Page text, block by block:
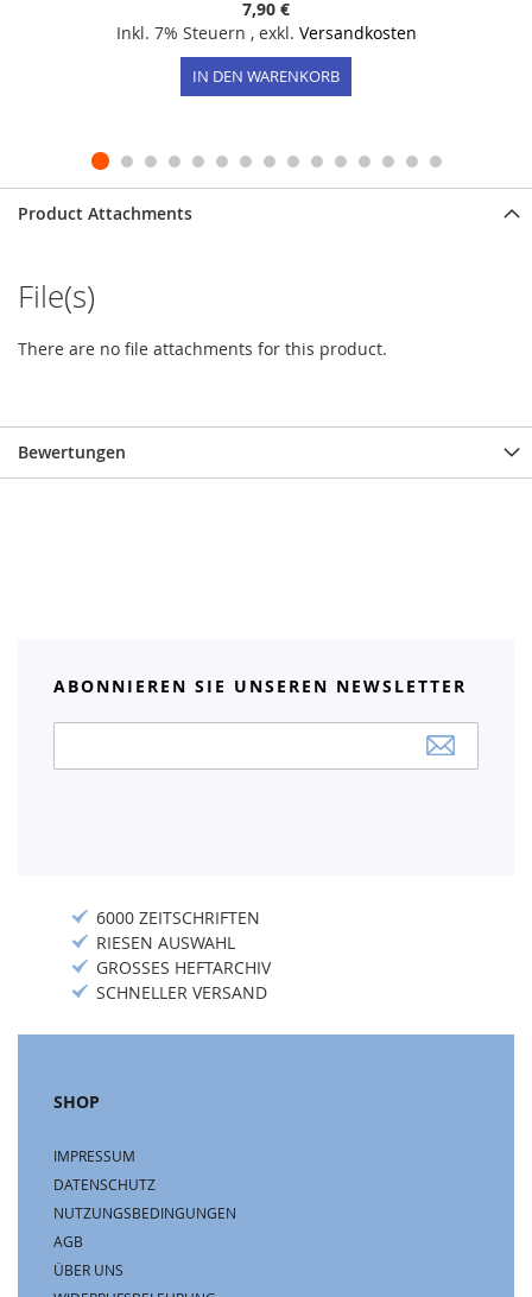
7,90 €
Inkl. 7% Steuern , exkl. Versandkosten
IN DEN WARENKORB
Product Attachments
File(s)
There are no file attachments for this product.
Bewertungen
ABONNIEREN SIE UNSEREN NEWSLETTER
Newsletter:
6000 ZEITSCHRIFTEN
RIESEN AUSWAHL
GROSSES HEFTARCHIV
SCHNELLER VERSAND
SHOP
IMPRESSUM
DATENSCHUTZ
NUTZUNGSBEDINGUNGEN
AGB
ÜBER UNS